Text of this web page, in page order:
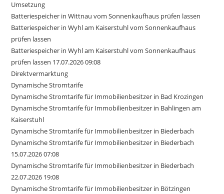
Umsetzung
Batteriespeicher in Wittnau vom Sonnenkaufhaus prüfen lassen
Batteriespeicher in Wyhl am Kaiserstuhl vom Sonnenkaufhaus
prüfen lassen
Batteriespeicher in Wyhl am Kaiserstuhl vom Sonnenkaufhaus
prüfen lassen 17.07.2026 09:08
Direktvermarktung
Dynamische Stromtarife
Dynamische Stromtarife für Immobilienbesitzer in Bad Krozingen
Dynamische Stromtarife für Immobilienbesitzer in Bahlingen am
Kaiserstuhl
Dynamische Stromtarife für Immobilienbesitzer in Biederbach
Dynamische Stromtarife für Immobilienbesitzer in Biederbach
15.07.2026 07:08
Dynamische Stromtarife für Immobilienbesitzer in Biederbach
22.07.2026 19:08
Dynamische Stromtarife für Immobilienbesitzer in Bötzingen